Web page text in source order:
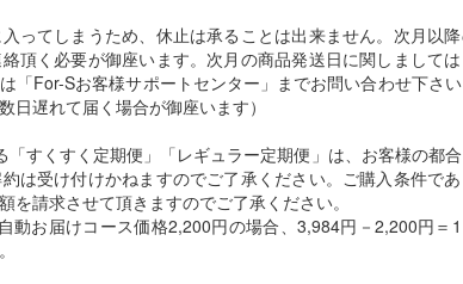
ってしまうため、休止は承ることは出来ません。次月以
頂く必要が御座います。次月の商品発送日に関しまして
「For-Sお客様サポートセンター」までお問い合わせ下さ
日遅れて届く場合が御座います）
「すくすく定期便」「レギュラー定期便」は、お客様の都
は受け付けかねますのでご了承ください。ご購入条件で
を請求させて頂きますのでご了承ください。
動お届けコース価格2,200円の場合、3,984円－2,200円＝